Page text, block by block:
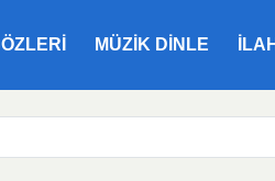
MÜZIK DINLE